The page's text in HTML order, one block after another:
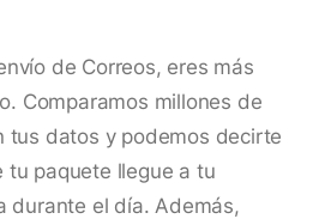
de Correos, eres más
Comparamos millones de
tus datos y podemos decirte
tu paquete llegue a tu
durante el día. Además,